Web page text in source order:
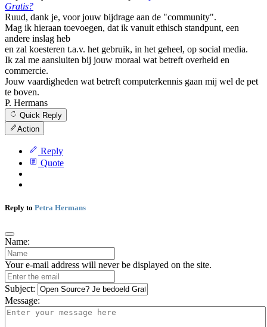
Gratis?
Ruud, dank je, voor jouw bijdrage aan de "community".
Mag ik hieraan toevoegen, dat ik vanuit ethisch standpunt, een
andere inslag heb
en zal koesteren t.a.v. het gebruik, in het geheel, op social media.
Ik zal me aansluiten bij jouw moraal wat betreft overheid en
commercie.
Jouw vaardigheden wat betreft computerkennis gaan mij wel de pet
te boven.
P. Hermans
Quick Reply
Action
Reply
Quote
Reply to Petra Hermans
Name:
Your e-mail address will never be displayed on the site.
Subject:
Message: